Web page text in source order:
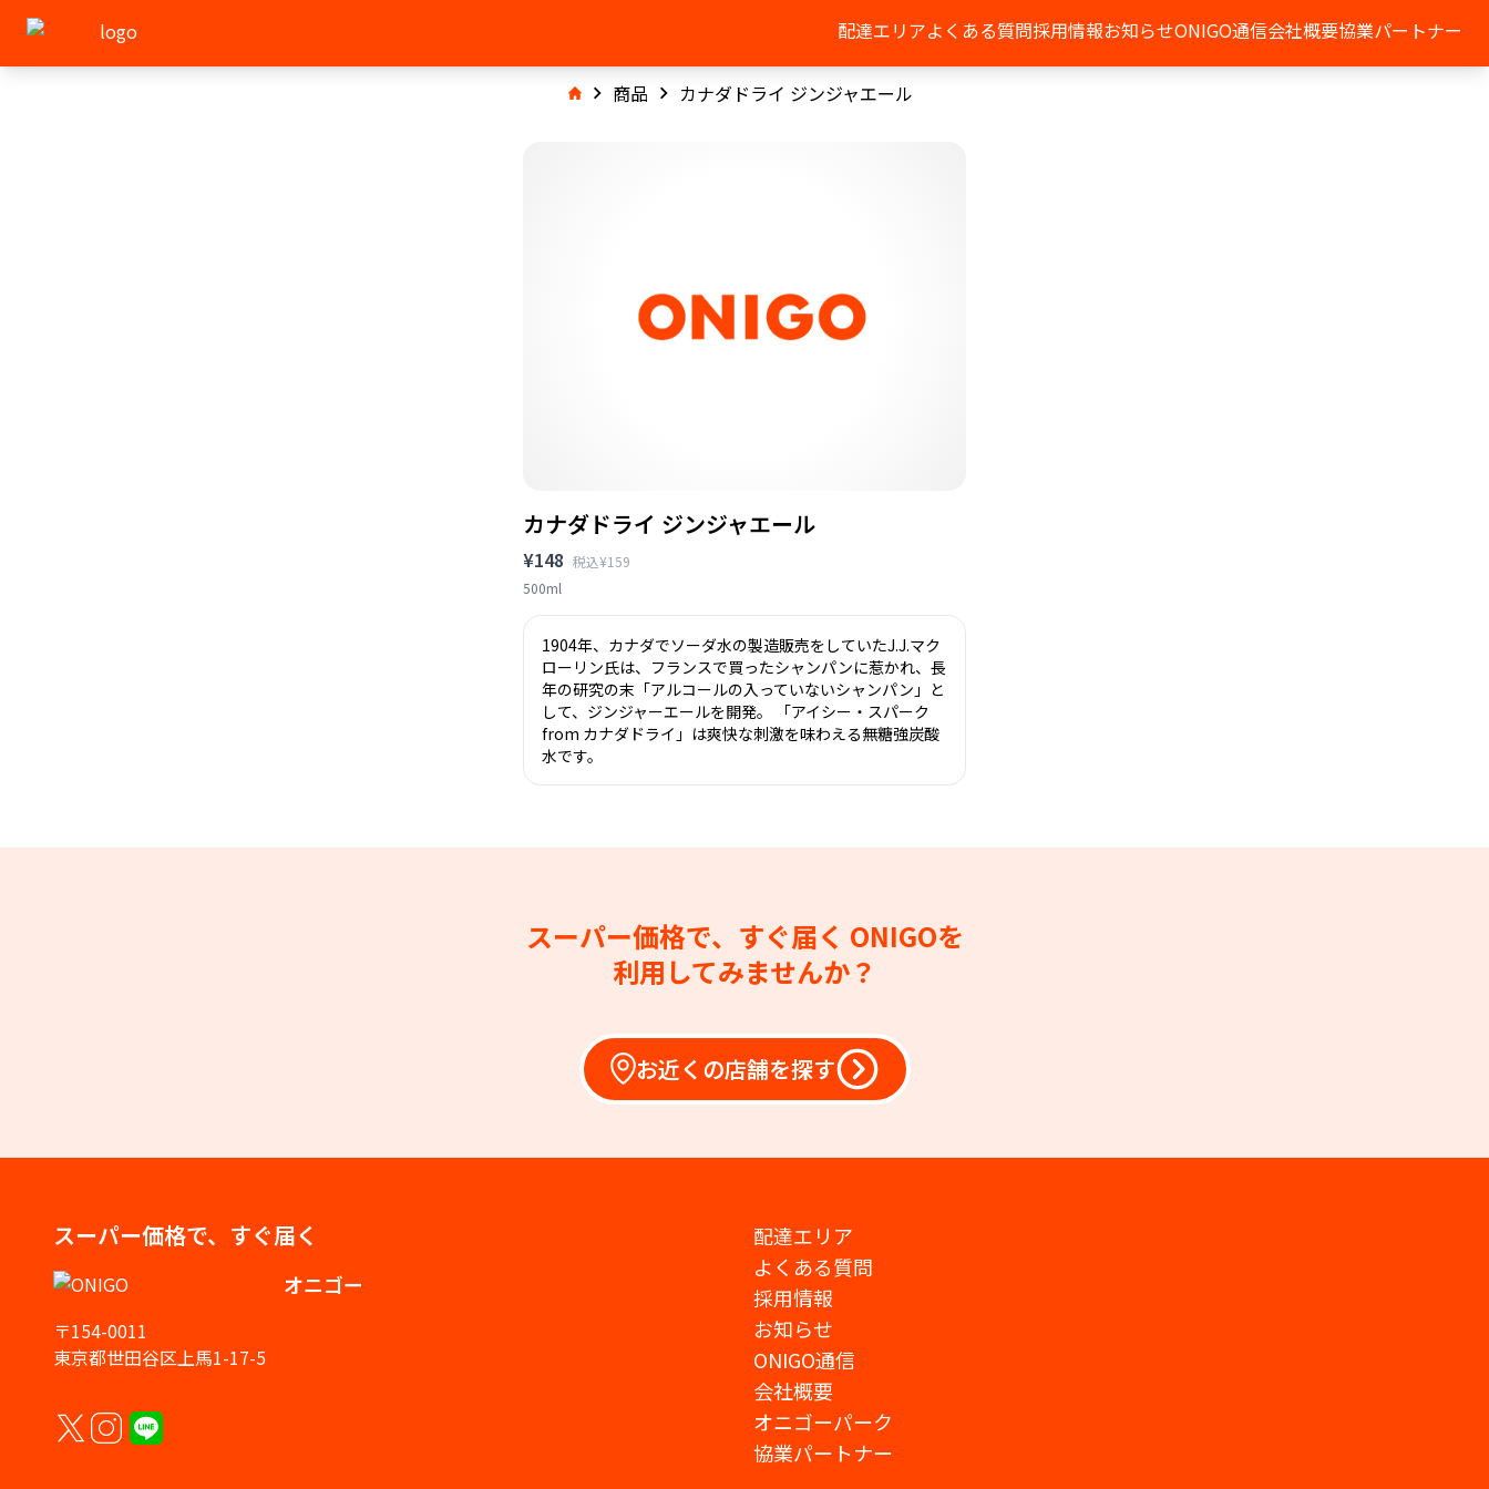
配達エリアよくある質問採用情報お知らせONIGO通信会社概要協業パートナー
商品 カナダドライ ジンジャエール
カナダドライ ジンジャエール
¥148 税込¥159
500ml
1904年、カナダでソーダ水の製造販売をしていたJ.J.マク
ローリン氏は、フランスで買ったシャンパンに惹かれ、長
年の研究の末「アルコールの入っていないシャンパン」と
して、ジンジャーエールを開発。 「アイシー・スパーク
from カナダドライ」は爽快な刺激を味わえる無糖強炭酸
水です。
スーパー価格で、すぐ届く ONIGOを
利用してみませんか？
お近くの店舗を探す
スーパー価格で、すぐ届く
オニゴー
〒154-0011
東京都世田谷区上馬1-17-5
配達エリア
よくある質問
採用情報
お知らせ
ONIGO通信
会社概要
オニゴーパーク
協業パートナー